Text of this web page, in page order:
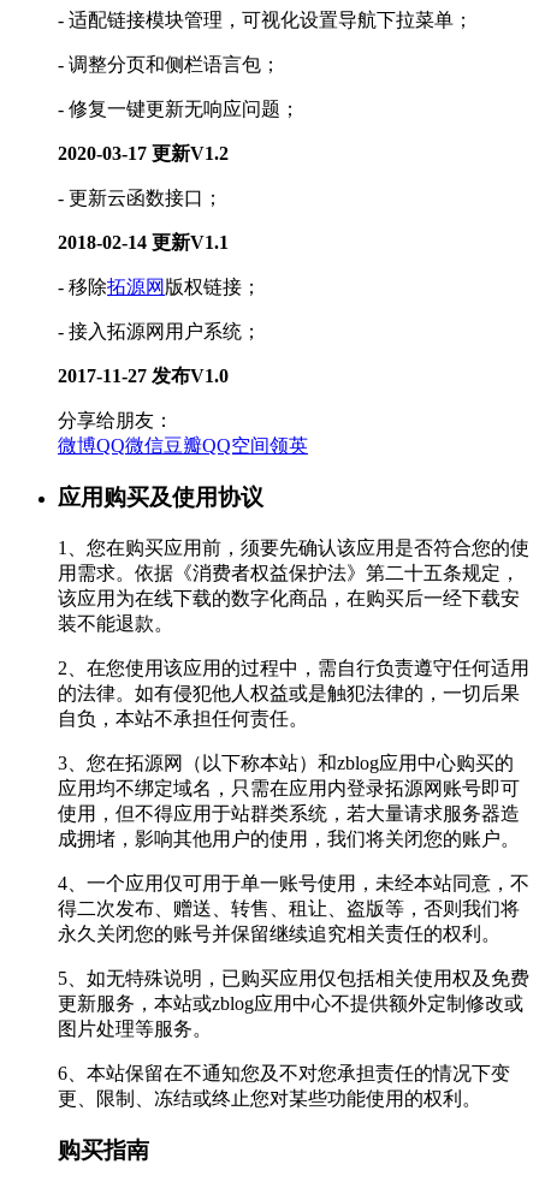
- 适配链接模块管理，可视化设置导航下拉菜单；
- 调整分页和侧栏语言包；
- 修复一键更新无响应问题；
2020-03-17 更新V1.2
- 更新云函数接口；
2018-02-14 更新V1.1
- 移除拓源网 版权链接；
- 接入拓源网用户系统；
2017-11-27 发布V1.0
分享给朋友：
微博QQ微信豆瓣QQ空间领英
应用购买及使用协议
1、您在购买应用前，须要先确认该应用是否符合您的使
用需求。依据《消费者权益保护法》第二十五条规定，
该应用为在线下载的数字化商品，在购买后一经下载安
装不能退款。
2、在您使用该应用的过程中，需自行负责遵守任何适用
的法律。如有侵犯他人权益或是触犯法律的，一切后果
自负，本站不承担任何责任。
3、您在拓源网（以下称本站）和zblog应用中心购买的
应用均不绑定域名，只需在应用内登录拓源网账号即可
使用，但不得应用于站群类系统，若大量请求服务器造
成拥堵，影响其他用户的使用，我们将关闭您的账户。
4、一个应用仅可用于单一账号使用，未经本站同意，不
得二次发布、赠送、转售、租让、盗版等，否则我们将
永久关闭您的账号并保留继续追究相关责任的权利。
5、如无特殊说明，已购买应用仅包括相关使用权及免费
更新服务，本站或zblog应用中心不提供额外定制修改或
图片处理等服务。
6、本站保留在不通知您及不对您承担责任的情况下变
更、限制、冻结或终止您对某些功能使用的权利。
购买指南